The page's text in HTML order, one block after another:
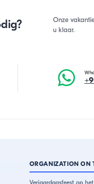
Onze
u klaar.
ORGANIZATION ON